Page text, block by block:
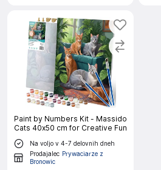
Paint by Numbers Kit - Massido
Cats 40x50 cm for Creative Fun
Na voljo v 4-7 delovnih dneh
Prodajalec Prywaciarze z
Bronowic